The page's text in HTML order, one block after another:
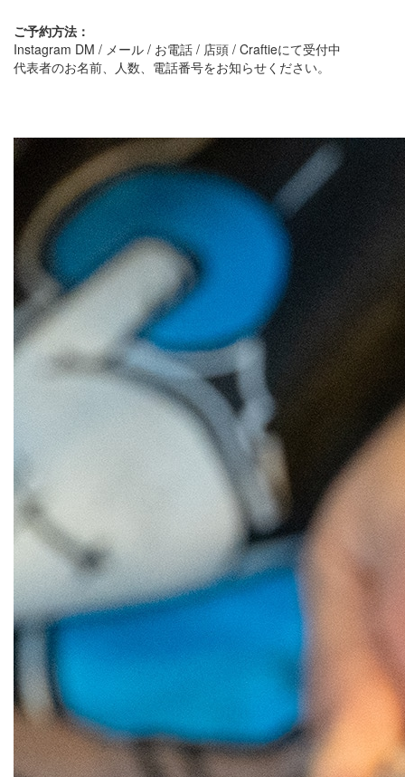
ご予約方法：
Instagram DM / メール / お電話 / 店頭 / Craftieにて受付中
代表者のお名前、人数、電話番号をお知らせください。